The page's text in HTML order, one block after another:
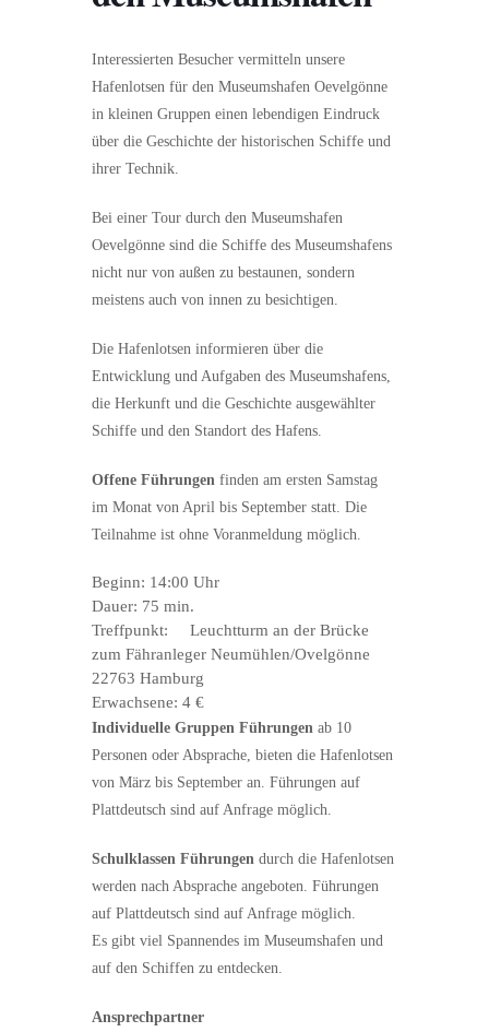
Interessierten Besucher vermitteln unsere
Hafenlotsen für den Museumshafen Oevelgönne
in kleinen Gruppen einen lebendigen Eindruck
über die Geschichte der historischen Schiffe und
ihrer Technik.
Bei einer Tour durch den Museumshafen
Oevelgönne sind die Schiffe des Museumshafens
nicht nur von außen zu bestaunen, sondern
meistens auch von innen zu besichtigen.
Die Hafenlotsen informieren über die
Entwicklung und Aufgaben des Museumshafens,
die Herkunft und die Geschichte ausgewählter
Schiffe und den Standort des Hafens.
Offene Führungen finden am ersten Samstag
im Monat von April bis September statt. Die
Teilnahme ist ohne Voranmeldung möglich.
Beginn: 14:00 Uhr
Dauer: 75 min.
Treffpunkt: Leuchtturm an der Brücke
zum Fähranleger Neumühlen/Ovelgönne
22763 Hamburg
Erwachsene: 4 €
Individuelle Gruppen Führungen ab 10
Personen oder Absprache, bieten die Hafenlotsen
von März bis September an. Führungen auf
Plattdeutsch sind auf Anfrage möglich.
Schulklassen Führungen durch die Hafenlotsen
werden nach Absprache angeboten. Führungen
auf Plattdeutsch sind auf Anfrage möglich.
Es gibt viel Spannendes im Museumshafen und
auf den Schiffen zu entdecken.
Ansprechpartner